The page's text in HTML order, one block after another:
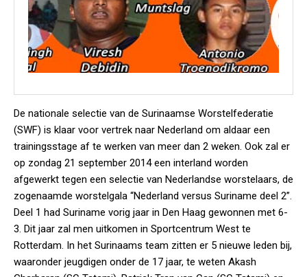
De nationale selectie van de Surinaamse Worstelfederatie
(SWF) is klaar voor vertrek naar Nederland om aldaar een
trainingsstage af te werken van meer dan 2 weken. Ook zal er
op zondag 21 september 2014 een interland worden
afgewerkt tegen een selectie van Nederlandse worstelaars, de
zogenaamde worstelgala “Nederland versus Suriname deel 2”.
Deel 1 had Suriname vorig jaar in Den Haag gewonnen met 6-
3. Dit jaar zal men uitkomen in Sportcentrum West te
Rotterdam. In het Surinaams team zitten er 5 nieuwe leden bij,
waaronder jeugdigen onder de 17 jaar, te weten Akash